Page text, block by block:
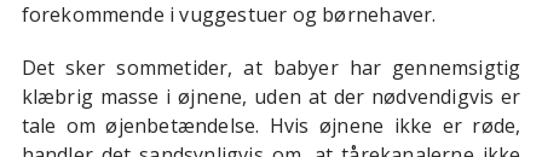
forekommende i vuggestuer og børnehaver.
Det sker sommetider, at babyer har gennemsigtig
klæbrig masse i øjnene, uden at der nødvendigvis er
tale om øjenbetændelse. Hvis øjnene ikke er røde,